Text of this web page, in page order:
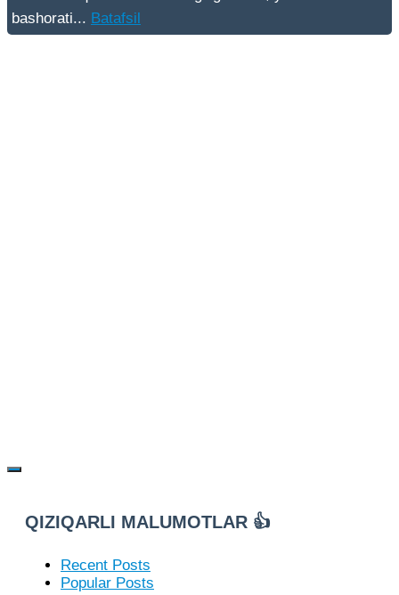
bashorati... Batafsil
QIZIQARLI MALUMOTLAR 👍
Recent Posts
Popular Posts